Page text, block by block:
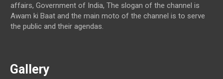
affairs, Government of India, The slogan of the channel is
Awam ki Baat and the main moto of the channel is to serve
the public and their agendas.
Gallery